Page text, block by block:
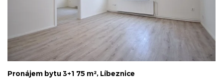
Pronájem bytu 3+1 75 m², Líbeznice